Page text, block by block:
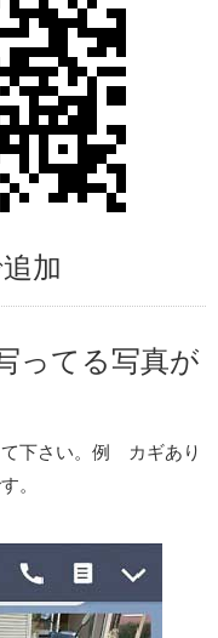
加
ってる写真が
下さい。例 カギあり
。